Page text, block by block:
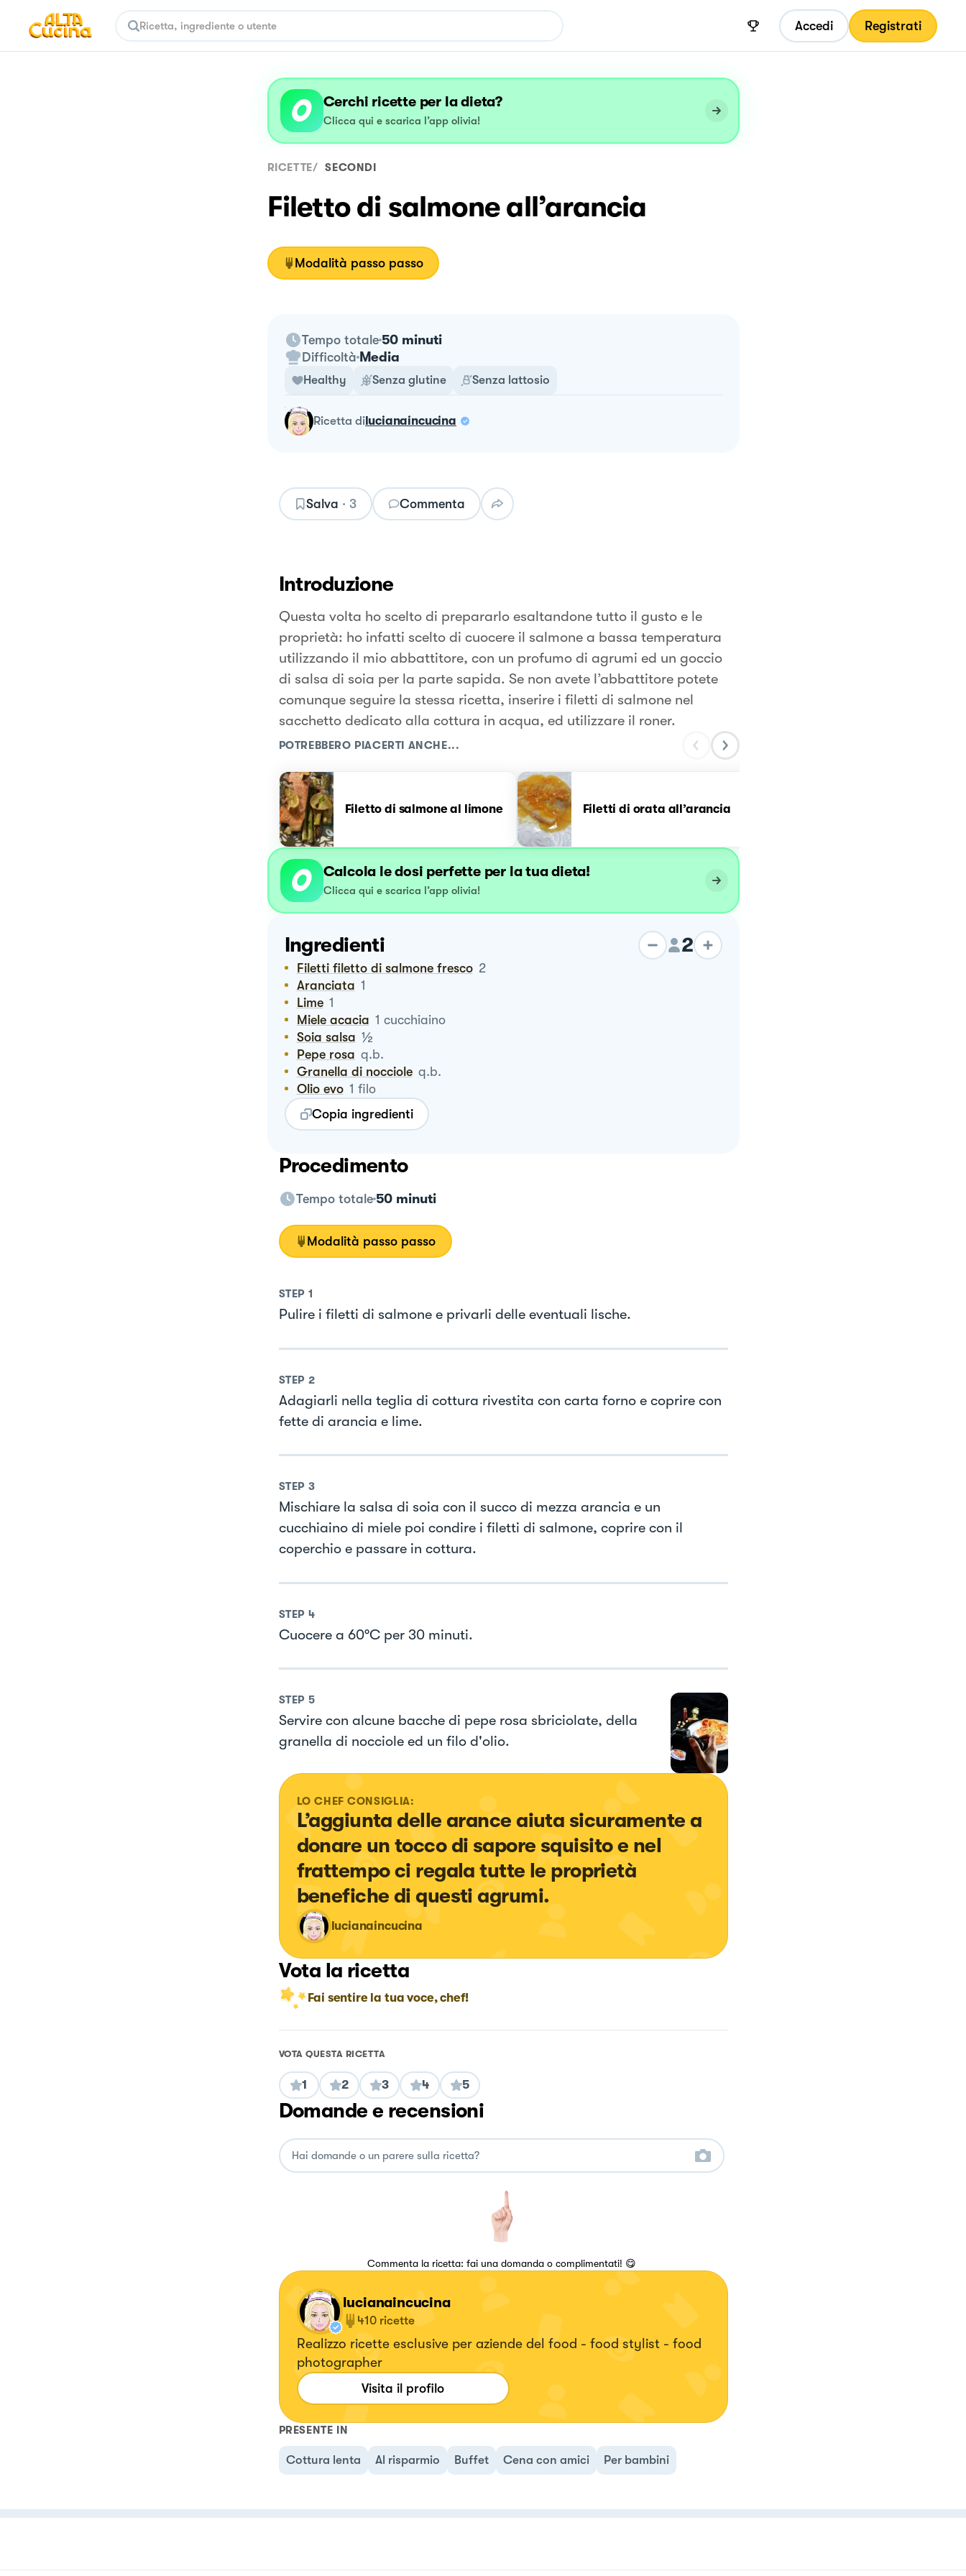
Accedi Registrati
Cerchi ricette per la dieta?
Clicca qui e scarica l’app olivia!
RICETTE/ SECONDI
Filetto di salmone all’arancia
Modalità passo passo
Tempo totale 50 minuti
Difficoltà Media
Healthy Senza glutine Senza lattosio
ricetta dilucianaincucina
Salva · 3 Commenta
Introduzione
Questa volta ho scelto di prepararlo esaltandone tutto il gusto e le
proprietà: ho infatti scelto di cuocere il salmone a bassa temperatura
utilizzando il mio abbattitore, con un profumo di agrumi ed un goccio
di salsa di soia per la parte sapida. Se non avete l’abbattitore potete
comunque seguire la stessa ricetta, inserire i filetti di salmone nel
sacchetto dedicato alla cottura in acqua, ed utilizzare il roner.
POTREBBERO PIACERTI ANCHE...
Filetto di salmone al limone Filetti di orata all’arancia
Calcola le dosi perfette per la tua dieta!
Clicca qui e scarica l’app olivia!
Ingredienti 2
Filetti filetto di salmone fresco 2
Aranciata 1
Lime 1
Miele acacia 1 cucchiaino
Soia salsa ½
Pepe rosa q.b.
Granella di nocciole q.b.
Olio evo 1 filo
Copia ingredienti
Procedimento
Tempo totale 50 minuti
Modalità passo passo
STEP 1
Pulire i filetti di salmone e privarli delle eventuali lische.
STEP 2
Adagiarli nella teglia di cottura rivestita con carta forno e coprire con
fette di arancia e lime.
STEP 3
Mischiare la salsa di soia con il succo di mezza arancia e un
cucchiaino di miele poi condire i filetti di salmone, coprire con il
coperchio e passare in cottura.
STEP 4
Cuocere a 60°C per 30 minuti.
STEP 5
Servire con alcune bacche di pepe rosa sbriciolate, della
granella di nocciole ed un filo d'olio.
LO CHEF CONSIGLIA:
L’aggiunta delle arance aiuta sicuramente a
donare un tocco di sapore squisito e nel
frattempo ci regala tutte le proprietà
benefiche di questi agrumi.
lucianaincucina
Vota la ricetta
Fai sentire la tua voce, chef!
VOTA QUESTA RICETTA
1 2 3 4 5
Domande e recensioni
Commenta la ricetta: fai una domanda o complimentati! 😋
lucianaincucina
410 ricette
Realizzo ricette esclusive per aziende del food - food stylist - food
photographer
Visita il profilo
PRESENTE IN
Cottura lenta Al risparmio Buffet Cena con amici Per bambini